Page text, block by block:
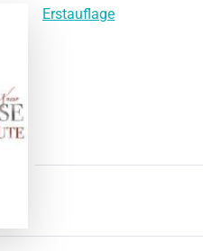
Erstauflage